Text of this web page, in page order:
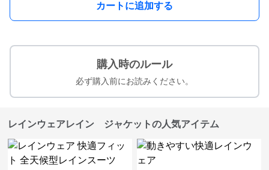
カートに追加する
購入時のルール
必ず購入前にお読みください。
レインウェアレイン ジャケットの人気アイテム